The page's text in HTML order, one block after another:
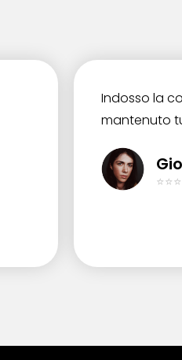
Indosso la
mantenuto